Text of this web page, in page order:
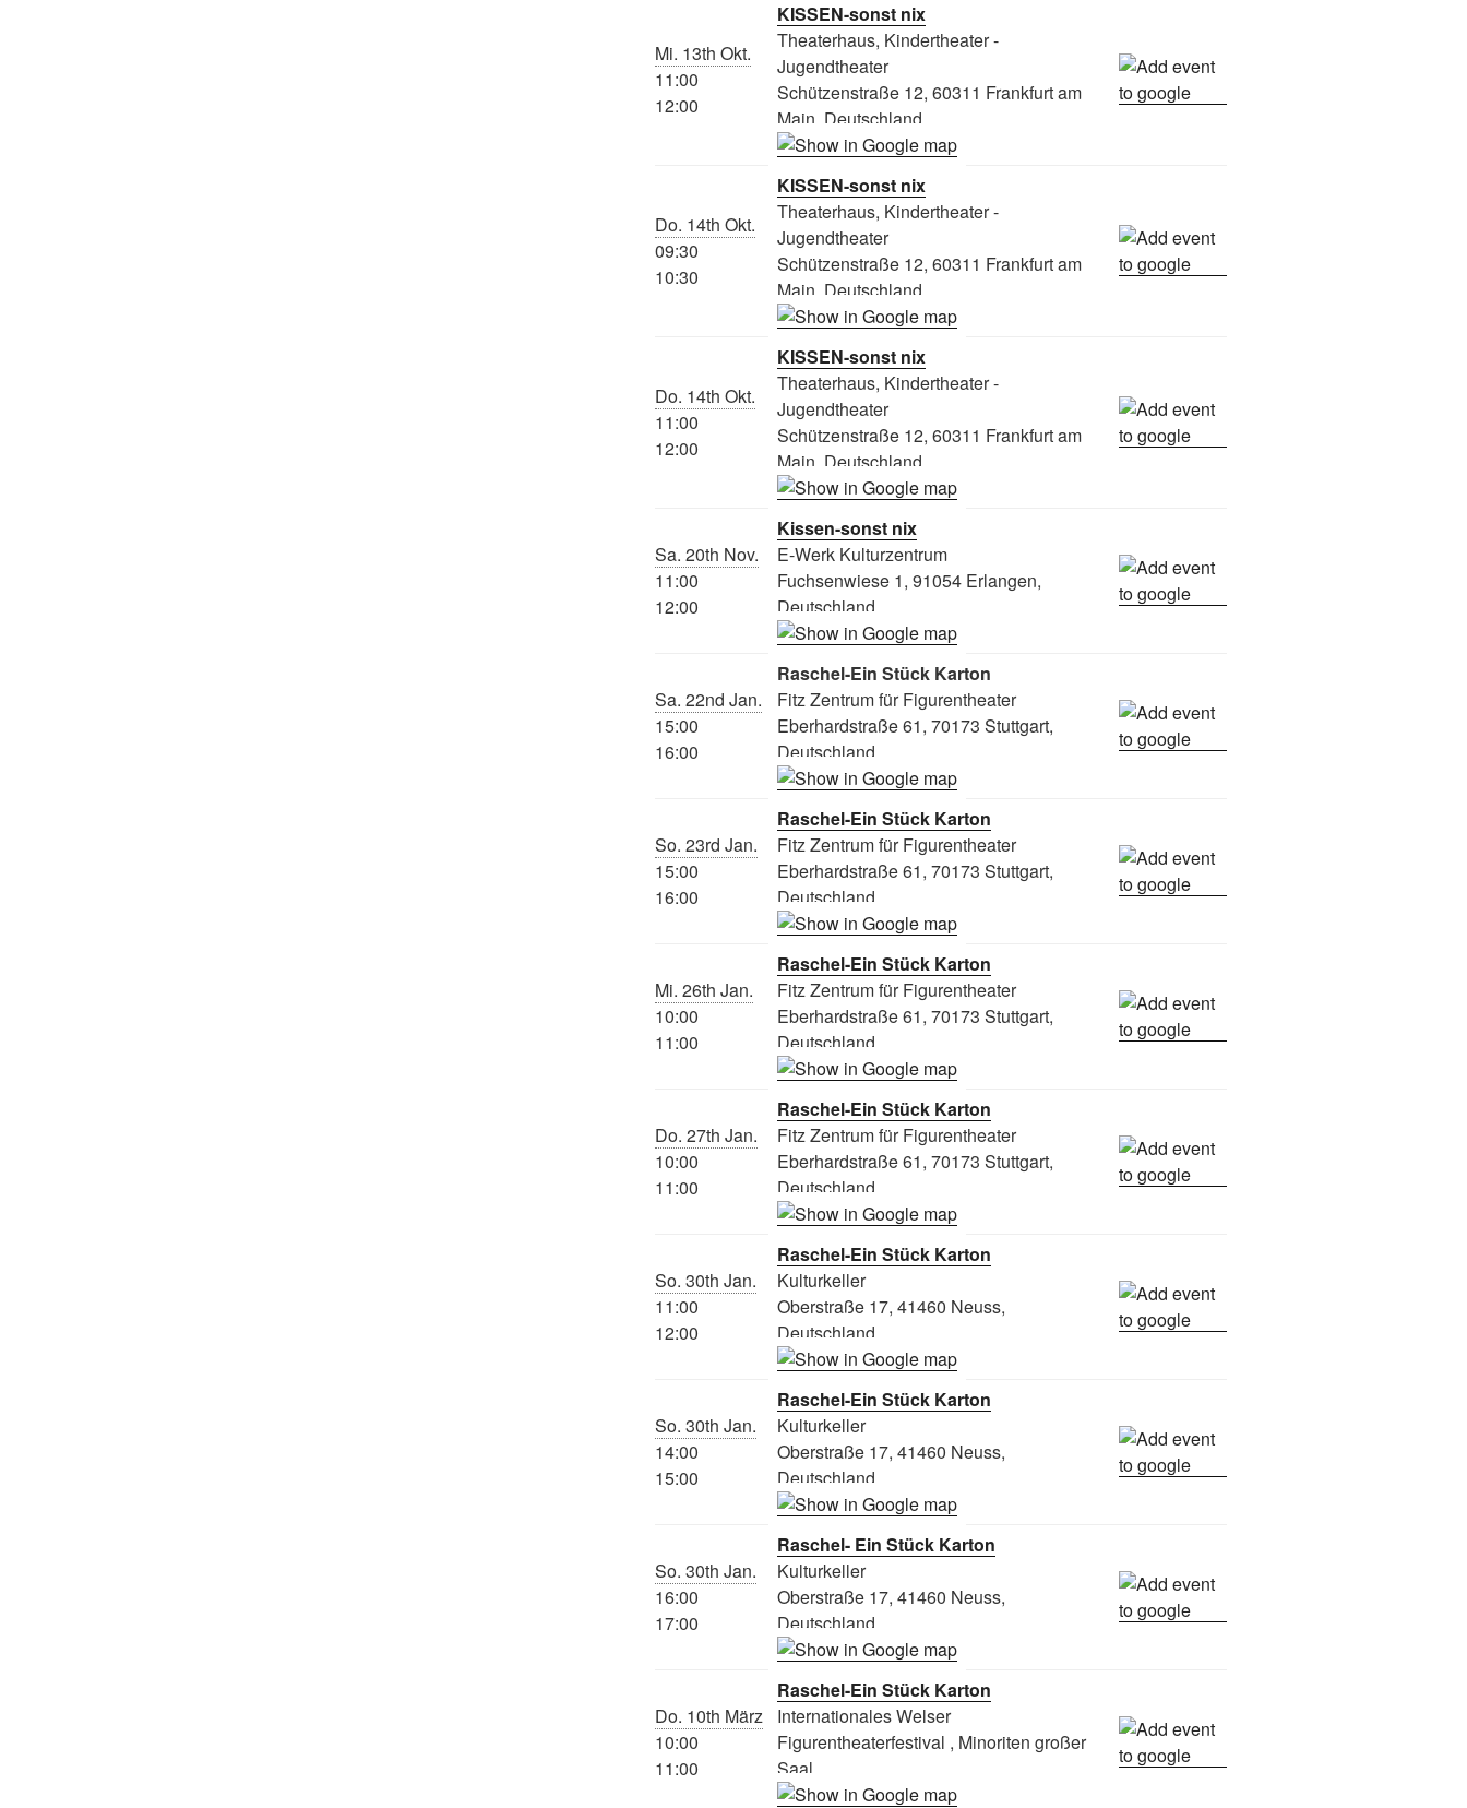
Mi. 13th Okt.
11:00
12:00
KISSEN-sonst nix
Theaterhaus, Kindertheater -
Jugendtheater
Schützenstraße 12, 60311 Frankfurt am
Main, Deutschland
Do. 14th Okt.
09:30
10:30
KISSEN-sonst nix
Theaterhaus, Kindertheater -
Jugendtheater
Schützenstraße 12, 60311 Frankfurt am
Main, Deutschland
Do. 14th Okt.
11:00
12:00
KISSEN-sonst nix
Theaterhaus, Kindertheater -
Jugendtheater
Schützenstraße 12, 60311 Frankfurt am
Main, Deutschland
Sa. 20th Nov.
11:00
12:00
Kissen-sonst nix
E-Werk Kulturzentrum
Fuchsenwiese 1, 91054 Erlangen,
Deutschland
Sa. 22nd Jan.
15:00
16:00
Raschel-Ein Stück Karton
Fitz Zentrum für Figurentheater
Eberhardstraße 61, 70173 Stuttgart,
Deutschland
So. 23rd Jan.
15:00
16:00
Raschel-Ein Stück Karton
Fitz Zentrum für Figurentheater
Eberhardstraße 61, 70173 Stuttgart,
Deutschland
Mi. 26th Jan.
10:00
11:00
Raschel-Ein Stück Karton
Fitz Zentrum für Figurentheater
Eberhardstraße 61, 70173 Stuttgart,
Deutschland
Do. 27th Jan.
10:00
11:00
Raschel-Ein Stück Karton
Fitz Zentrum für Figurentheater
Eberhardstraße 61, 70173 Stuttgart,
Deutschland
So. 30th Jan.
11:00
12:00
Raschel-Ein Stück Karton
Kulturkeller
Oberstraße 17, 41460 Neuss,
Deutschland
So. 30th Jan.
14:00
15:00
Raschel-Ein Stück Karton
Kulturkeller
Oberstraße 17, 41460 Neuss,
Deutschland
So. 30th Jan.
16:00
17:00
Raschel- Ein Stück Karton
Kulturkeller
Oberstraße 17, 41460 Neuss,
Deutschland
Do. 10th März
10:00
11:00
Raschel-Ein Stück Karton
Internationales Welser
Figurentheaterfestival , Minoriten großer
Saal